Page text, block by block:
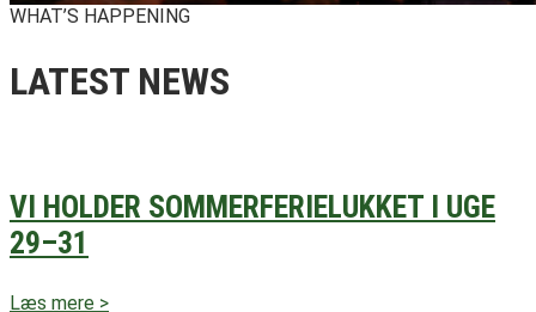
WHAT’S HAPPENING
LATEST NEWS
VI HOLDER SOMMERFERIELUKKET I UGE
29–31
Læs mere >